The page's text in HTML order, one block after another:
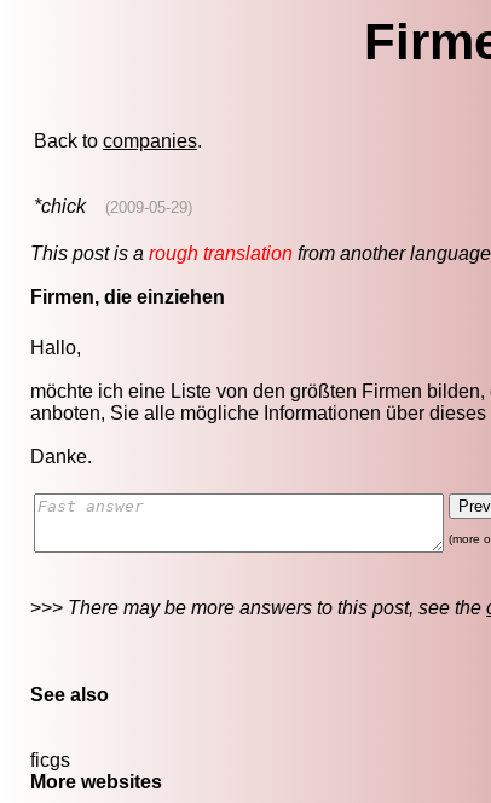
Back to companies.
*chick (2009-05-29)
This post is a rough translation from another
Firmen, die einziehen
Hallo,
möchte ich eine Liste von den größten Firmen
anboten, Sie alle mögliche Informationen über
Danke.
(more
>>> There may be more answers to this post, see the
See also
ficgs
More websites